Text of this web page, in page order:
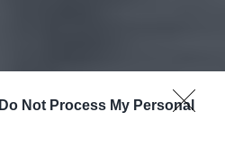
Do Not Process My Personal